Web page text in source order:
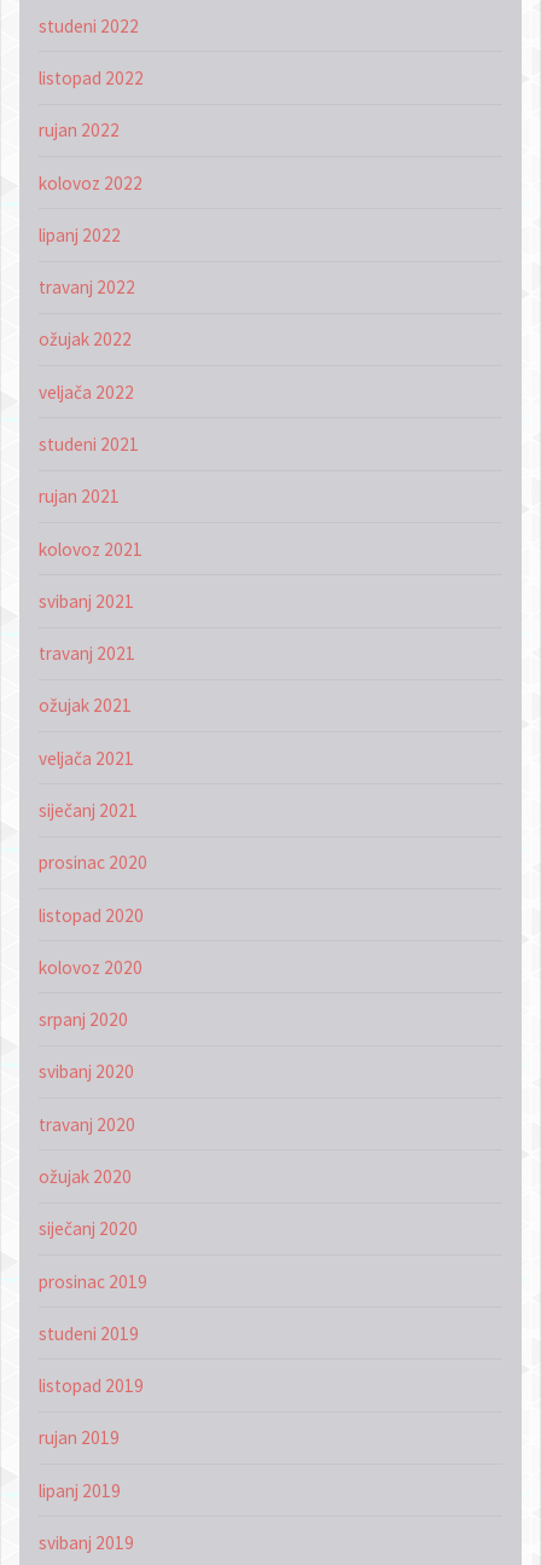
studeni 2022
listopad 2022
rujan 2022
kolovoz 2022
lipanj 2022
travanj 2022
ožujak 2022
veljača 2022
studeni 2021
rujan 2021
kolovoz 2021
svibanj 2021
travanj 2021
ožujak 2021
veljača 2021
siječanj 2021
prosinac 2020
listopad 2020
kolovoz 2020
srpanj 2020
svibanj 2020
travanj 2020
ožujak 2020
siječanj 2020
prosinac 2019
studeni 2019
listopad 2019
rujan 2019
lipanj 2019
svibanj 2019